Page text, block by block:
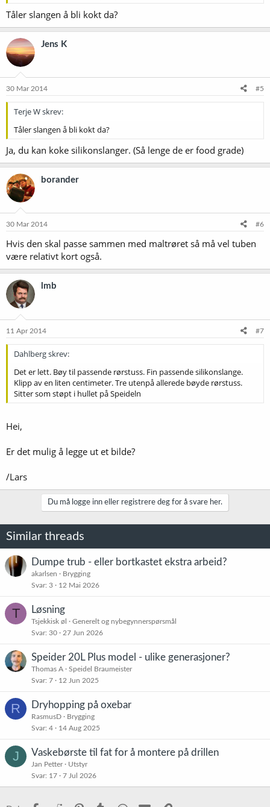
Tåler slangen å bli kokt da?
Jens K
30 Mar 2014 #5
Terje W skrev:
Tåler slangen å bli kokt da?
Ja, du kan koke silikonslanger. (Så lenge de er food grade)
borander
30 Mar 2014 #6
Hvis den skal passe sammen med maltrøret så må vel tuben
være relativt kort også.
lmb
11 Apr 2014 #7
Dahlberg skrev:
Det er lett. Bøy til passende rørstuss. Fin passende silikonslange.
Klipp av en liten centimeter. Tre utenpå allerede bøyde rørstuss.
Sitter som støpt i hullet på Speideln
Hei,
Er det mulig å legge ut et bilde?
/Lars
Du må logge inn eller registrere deg for å svare her.
Similar threads
Dumpe trub - eller bortkastet ekstra arbeid?
akarlsen
Brygging
Svar 3 12 Mai 2026
T Løsning
Tsjekkisk øl
Generelt og nybegynnerspørsmål
Svar 30 27 Jun 2026
Speider 20L Plus model - ulike generasjoner?
Thomas A
Speidel Braumeister
Svar 7 12 Jun 2025
R Dryhopping på oxebar
RasmusD
Brygging
Svar 4 14 Aug 2025
J Vaskebørste til fat for å montere på drillen
Jan Petter
Utstyr
Svar 17 7 Jul 2026